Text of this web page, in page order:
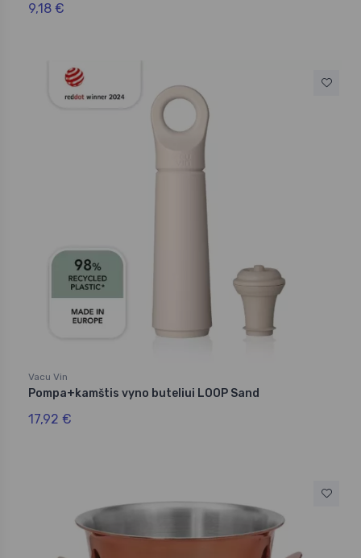
9,18 €
Vacu Vin
Pompa+kamštis vyno buteliui LOOP Sand
17,92 €